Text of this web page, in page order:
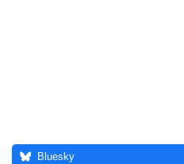
Bluesky